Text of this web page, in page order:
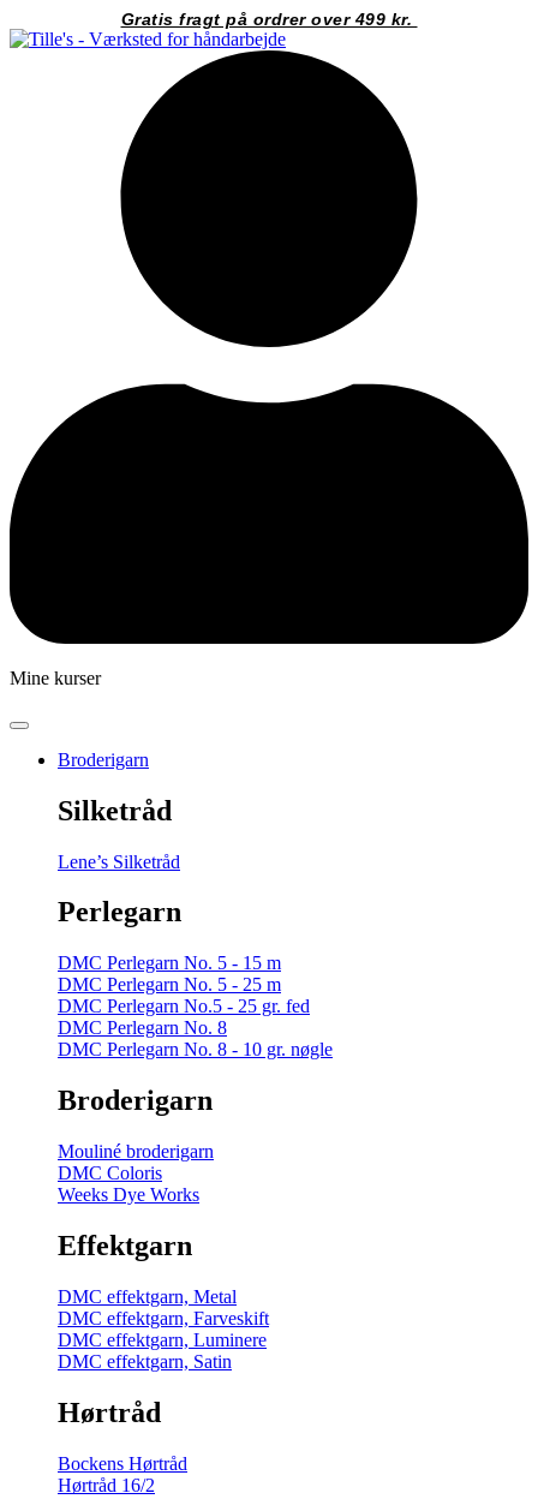
til
Gratis fragt på ordrer over 499 kr.
Mine kurser
Broderigarn
Silketråd
Lene’s Silketråd
Perlegarn
DMC Perlegarn No. 5 - 15 m
DMC Perlegarn No. 5 - 25 m
DMC Perlegarn No.5 - 25 gr. fed
DMC Perlegarn No. 8
DMC Perlegarn No. 8 - 10 gr. nøgle
Broderigarn
Mouliné broderigarn
DMC Coloris
Weeks Dye Works
Effektgarn
DMC effektgarn, Metal
DMC effektgarn, Farveskift
DMC effektgarn, Luminere
DMC effektgarn, Satin
Hørtråd
Bockens Hørtråd
Hørtråd 16/2